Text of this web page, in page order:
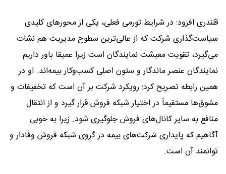
قلندری افزود: در شرایط تورمی فعلی، یکی از محورهای کلیدی
سیاست‌گذاری شرکت که از عالی‌ترین سطوح مدیریت هم نشات
می‌گیرد، تقویت معیشت نمایندگان است زیرا عمیقا باور داریم
نمایندگان عنصر ماندگار و ستون اصلی کسب‌وکار بیمه‌اند. او در
همین رابطه تصریح کرد: رویکرد شرکت بر آن است که تخفیفات و
مشوق‌ها مستقیماً در اختیار شبکه فروش قرار گیرد و از انتقال
منافع به سایر کانال‌های فروش جلوگیری شود. زیرا به خوبی
آگاهیم که پایداری شرکت‌های بیمه‌ در گروی شبکه فروش وفادار و
توانمند آن است.